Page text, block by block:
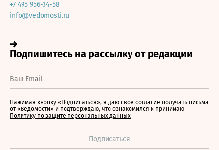
+7 495 956-34-58
info@vedomosti.ru
Нажимая кнопку «Подписаться», я даю свое согласие получать письма
от «Ведомости» и подтверждаю, что ознакомился и принимаю
Политику по защите персональных данных